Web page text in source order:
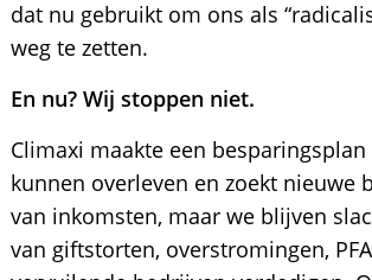
dat nu gebruikt om ons als
weg te zetten.
En nu? Wij stoppen niet.
Climaxi maakte een
kunnen overleven en zoekt nieuwe
van inkomsten, maar we blijven
van giftstorten, overstromingen,